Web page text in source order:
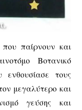
παίρνουν και
Βοτανικό
ενθουσίασε τους
μεγαλύτερο και
γεύσης και